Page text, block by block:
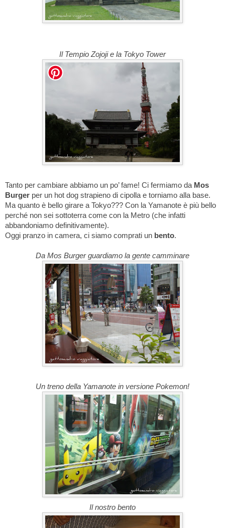
Il Tempio Zojoji e la Tokyo Tower
Tanto per cambiare abbiamo un po’ fame! Ci fermiamo da Mos
Burger per un hot dog strapieno di cipolla e torniamo alla base.
Ma quanto è bello girare a Tokyo??? Con la Yamanote è più bello
perché non sei sottoterra come con la Metro (che infatti
abbandoniamo definitivamente).
Oggi pranzo in camera, ci siamo comprati un bento.
Da Mos Burger guardiamo la gente camminare
Un treno della Yamanote in versione Pokemon!
Il nostro bento